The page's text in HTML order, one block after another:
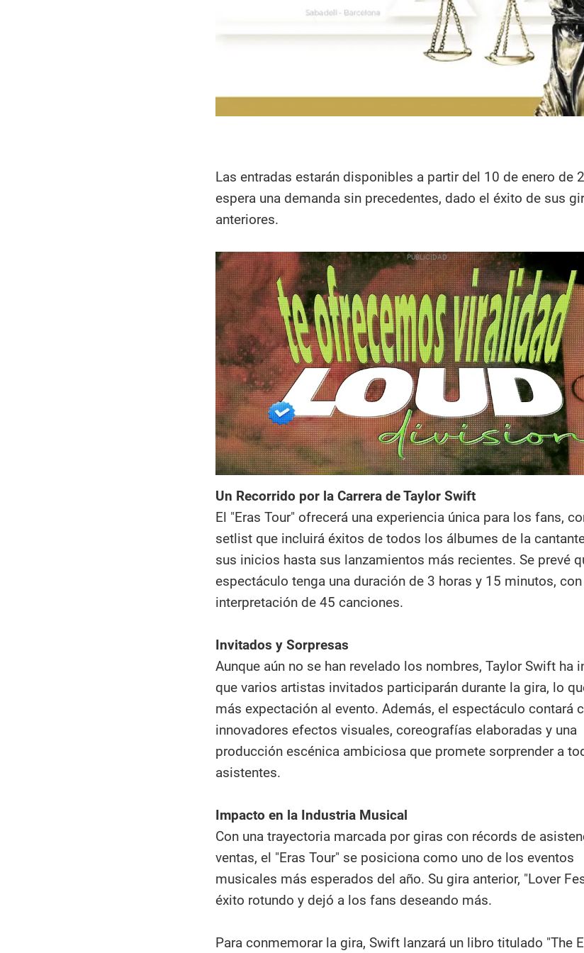
Las entradas estarán disponibles a partir del 10 de enero de
espera una demanda sin precedentes, dado el éxito de sus
anteriores.
Un Recorrido por la Carrera de Taylor Swift
El "Eras Tour" ofrecerá una experiencia única para los fans,
setlist que incluirá éxitos de todos los álbumes de la
sus inicios hasta sus lanzamientos más recientes. Se prevé
espectáculo tenga una duración de 3 horas y 15 minutos,
interpretación de 45 canciones.
Invitados y Sorpresas
Aunque aún no se han revelado los nombres, Taylor Swift ha
que varios artistas invitados participarán durante la gira, lo
más expectación al evento. Además, el espectáculo contará
innovadores efectos visuales, coreografías elaboradas y una
producción escénica ambiciosa que promete sorprender a
asistentes.
Impacto en la Industria Musical
Con una trayectoria marcada por giras con récords de
ventas, el "Eras Tour" se posiciona como uno de los eventos
musicales más esperados del año. Su gira anterior, "Lover
éxito rotundo y dejó a los fans deseando más.
Para conmemorar la gira, Swift lanzará un libro titulado "The